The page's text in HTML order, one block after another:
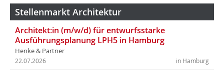
Stellenmarkt Architektur
Architekt:in (m/w/d) für entwurfsstarke
Ausführungsplanung LPH5 in Hamburg
Henke & Partner
in Hamburg
22.07.2026